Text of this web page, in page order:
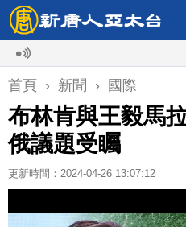
首頁 › 新聞 › 國際
布林肯與王毅馬
俄議題受矚
更新時間：2024-04-26 13:07:12